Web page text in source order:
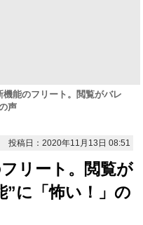
能のフリート。閲覧がバレ
声
投稿日：2020年11月13日 08:51
リート。閲覧が
”に「怖い！」の